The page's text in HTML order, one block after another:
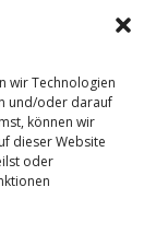
wir Technologien
und/oder darauf
können wir
dieser Website
oder